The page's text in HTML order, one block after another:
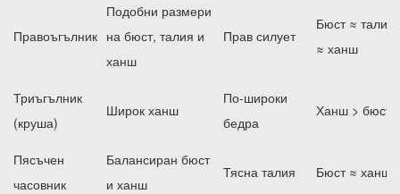
Правоъгълник
Подобни размери
на бюст, талия и
ханш
Прав силует
Бюст ≈ талия
≈ ханш
Триъгълник
(круша)
Широк ханш
По-широки
бедра
Ханш > бюст
Пясъчен
часовник
Балансиран бюст
и ханш
Тясна талия Бюст ≈ ханш